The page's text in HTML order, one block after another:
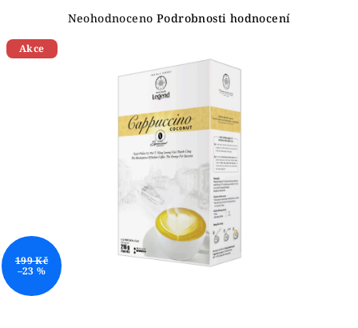
Průměrné
hvězdiček.
Neohodnoceno Podrobnosti hodnocení
Akce
199 Kč
–23 %